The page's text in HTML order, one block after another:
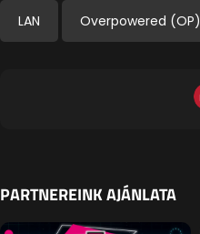
LAN Overpowered (OP)
PARTNEREINK AJÁNLATA